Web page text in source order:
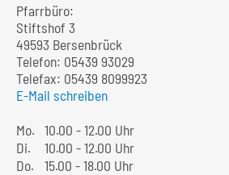
Pfarrbüro:
Stiftshof 3
49593 Bersenbrück
Telefon: 05439 93029
Telefax: 05439 8099923
E-Mail schreiben
Mo. 10.00 - 12.00 Uhr
Di.
10.00 - 12.00 Uhr
Do.
15.00 - 18.00 Uhr